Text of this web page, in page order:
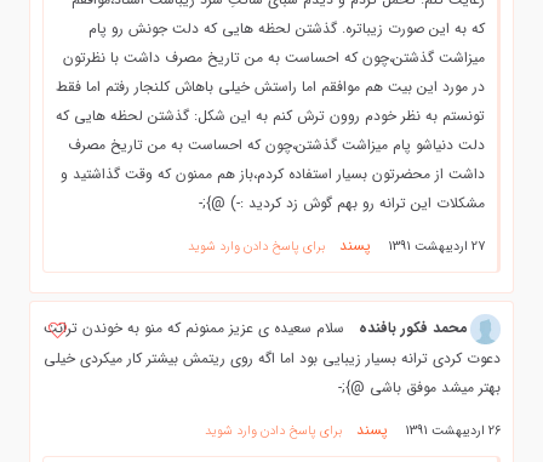
که به این صورت زیباتره. گذشتن لحظه هایی که دلت جونش رو پام
میزاشت گذشتن،چون که احساست به من تاریخ مصرف داشت با نظرتون
در مورد این بیت هم موافقم اما راستش خیلی باهاش کلنجار رفتم اما فقط
تونستم به نظر خودم روون ترش کنم به این شکل: گذشتن لحظه هایی که
دلت دنیاشو پام میزاشت گذشتن،چون که احساست به من تاریخ مصرف
داشت از محضرتون بسیار استفاده کردم،باز هم ممنون که وقت گذاشتید و
مشکلات این ترانه رو بهم گوش زد کردید :-) @};-
27 اردیبهشت 1391 پسند برای پاسخ دادن وارد شوید
محمد فكور بافنده
سلام سعيده ي عزيز ممنونم كه منو به خوندن ترانت
دعوت كردي ترانه بسيار زيبايي بود اما اگه روي ريتمش بيشتر كار ميكردي خيلي
بهتر ميشد موفق باشي @};-
26 اردیبهشت 1391 پسند برای پاسخ دادن وارد شوید